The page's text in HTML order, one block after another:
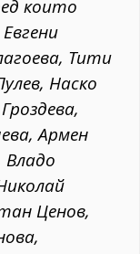
които
Тити
Наско
Армен
Владо
Ценов,